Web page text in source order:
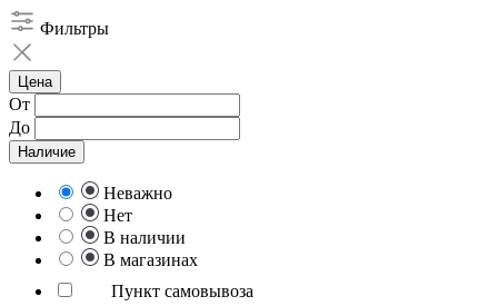
Фильтры
Цена
От
До
Наличие
Неважно
Нет
В наличии
В магазинах
Пункт самовывоза